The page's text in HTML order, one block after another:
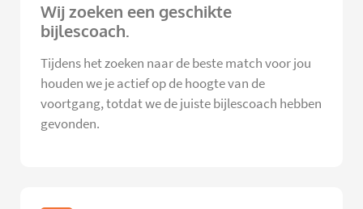
Wij zoeken een geschikte
bijlescoach.
Tijdens het zoeken naar de beste match voor jou
houden we je actief op de hoogte van de
voortgang, totdat we de juiste bijlescoach hebben
gevonden.